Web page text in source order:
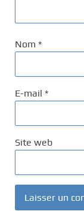
Nom *
E-mail *
Site web